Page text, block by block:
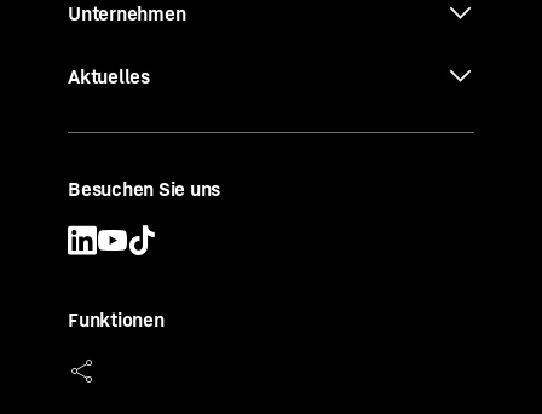
Unternehmen
Aktuelles
Besuchen Sie uns
Funktionen